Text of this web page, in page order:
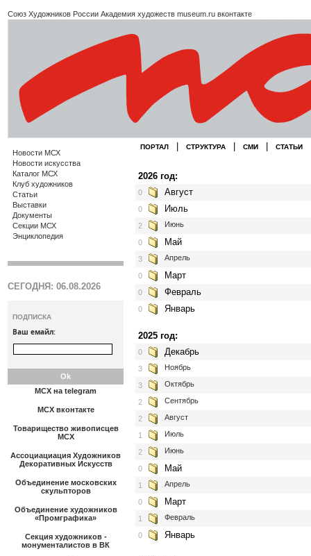
Союз Художников России Академия художеств museum.ru вконтакте
Новости МСХ
Новости искусства
Каталог МСХ
Клуб художников
Статьи
Выставки
Документы
Секции МСХ
Энциклопедия
СЕГОДНЯ: 06.08.2026
ПОДПИСКА
Ваш емайл:
МСХ на telegram
МСХ вконтакте
Товарищество живописцев
МСХ
Ассоциациация Художников
Декоративных Искусств
Объединение московских
скульпторов
Объединение художников
«Промграфика»
Секция художников -
монументалистов в ВК
ПОРТАЛ СТРУКТУРА СМИ СТАТЬИ
2026 год:
0 Август
0 Июль
2 Июнь
0 Май
3 Апрель
0 Март
0 Февраль
0 Январь
2025 год:
0 Декабрь
3 Ноябрь
3 Октябрь
2 Сентябрь
2 Август
1 Июль
2 Июнь
0 Май
1 Апрель
0 Март
1 Февраль
0 Январь